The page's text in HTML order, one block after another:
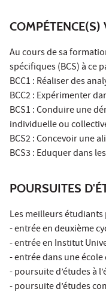
COMPÉTENCE(S)
Au cours de sa
spécifiques (BCS) à ce
BCC1 : Réaliser des
BCC2 : Expérimenter
BCS1 : Conduire une
individuelle ou
BCS2 : Concevoir une
BCS3 : Eduquer dans
POURSUITES
Les meilleurs étudiants
- entrée en deuxième
- entrée en Institut
- entrée dans une école
- poursuite d’études à
- poursuite d’études